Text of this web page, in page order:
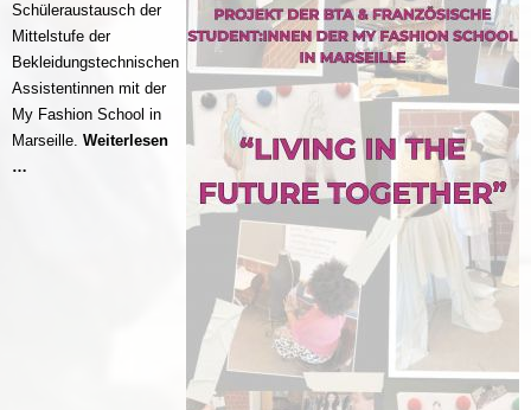
Schüleraustausch der
Mittelstufe der
Bekleidungstechnischen
Assistentinnen mit der
My Fashion School in
Marseille. Weiterlesen
…